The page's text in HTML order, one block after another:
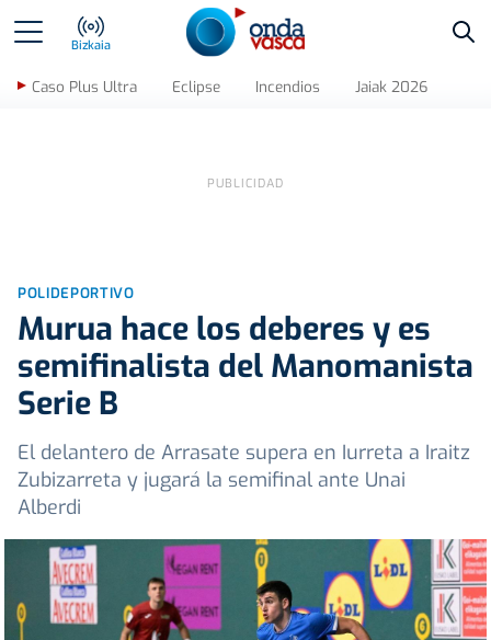
Bizkaia
Caso Plus Ultra Eclipse Incendios Jaiak 2026
POLIDEPORTIVO
Murua hace los deberes y es
semifinalista del Manomanista
Serie B
El delantero de Arrasate supera en Iurreta a Iraitz
Zubizarreta y jugará la semifinal ante Unai
Alberdi